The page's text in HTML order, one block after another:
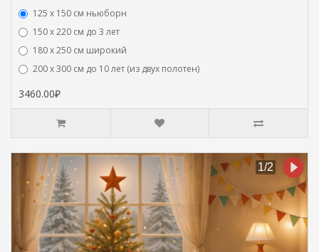
125 x 150 см ньюборн
150 х 220 см до 3 лет
180 х 250 см широкий
200 х 300 см до 10 лет (из двух полотен)
3460.00₽